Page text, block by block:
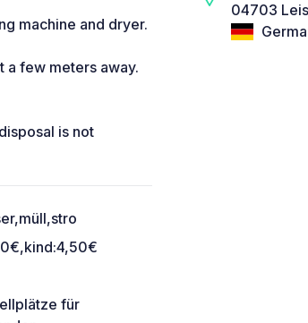
machine and dryer.
a few meters away.
is not
für
04703